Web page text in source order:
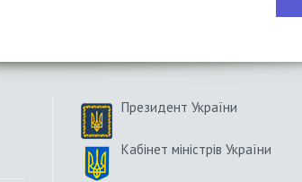
Президент України
Кабінет міністрів України